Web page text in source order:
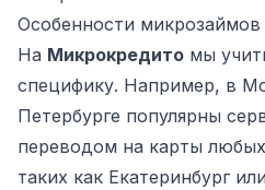
Особенности
На Микрокредито мы
специфику. Например, в
Петербурге популярны
переводом на карты
таких как Екатеринбург